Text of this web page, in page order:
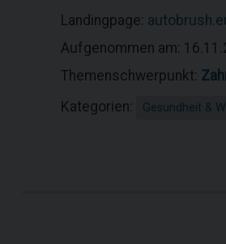
Landingpage:
Aufgenommen am:
Themenschwerpunkt:
Kategorien:
Gesundheit &